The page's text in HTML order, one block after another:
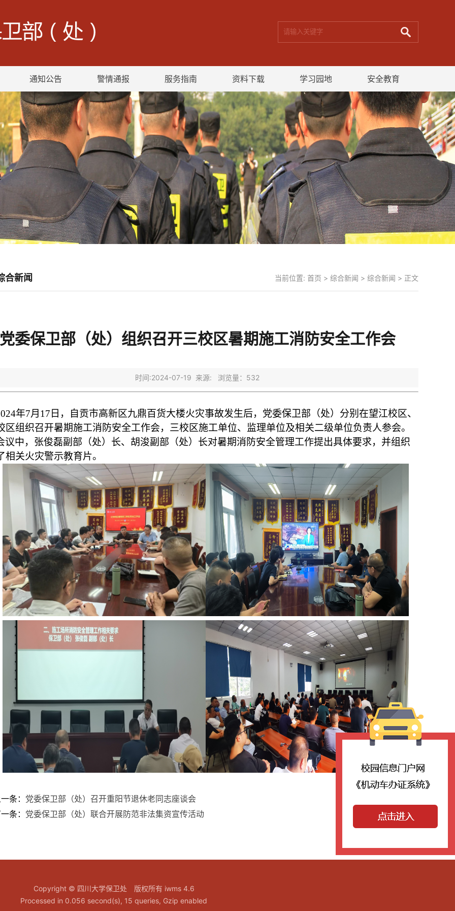
通知公告 警情通报 服务指南 资料下载 学习园地 安全教育
合新闻 当前位置: 首页 > 综合新闻 > 综合新闻 > 正文
党委保卫部（处）组织召开三校区暑期施工消防安全工作会
时间:2024-07-19 来源: 浏览量： 532
年7月 17 日，自贡市高新区九鼎百货大楼火灾事故发生后，党委保卫部（处）分别在望江校区、
区组织召开暑期施工消防安全工作会，三校区施工单位、监理单位及相关二级单位负责人参会。
议中，张俊磊副部（处）长、胡浚副部（处）长对暑期消防安全管理工作提出具体要求，并组织
相关火灾警示教育片。
条： 党委保卫部（处）召开重阳节退休老同志座谈会
条： 党委保卫部（处）联合开展防范非法集资宣传活动
【关闭】
Copyright © 四川大学保卫处 版权所有 iwms 4.6
Processed in 0.056 second(s), 15 queries, Gzip enabled